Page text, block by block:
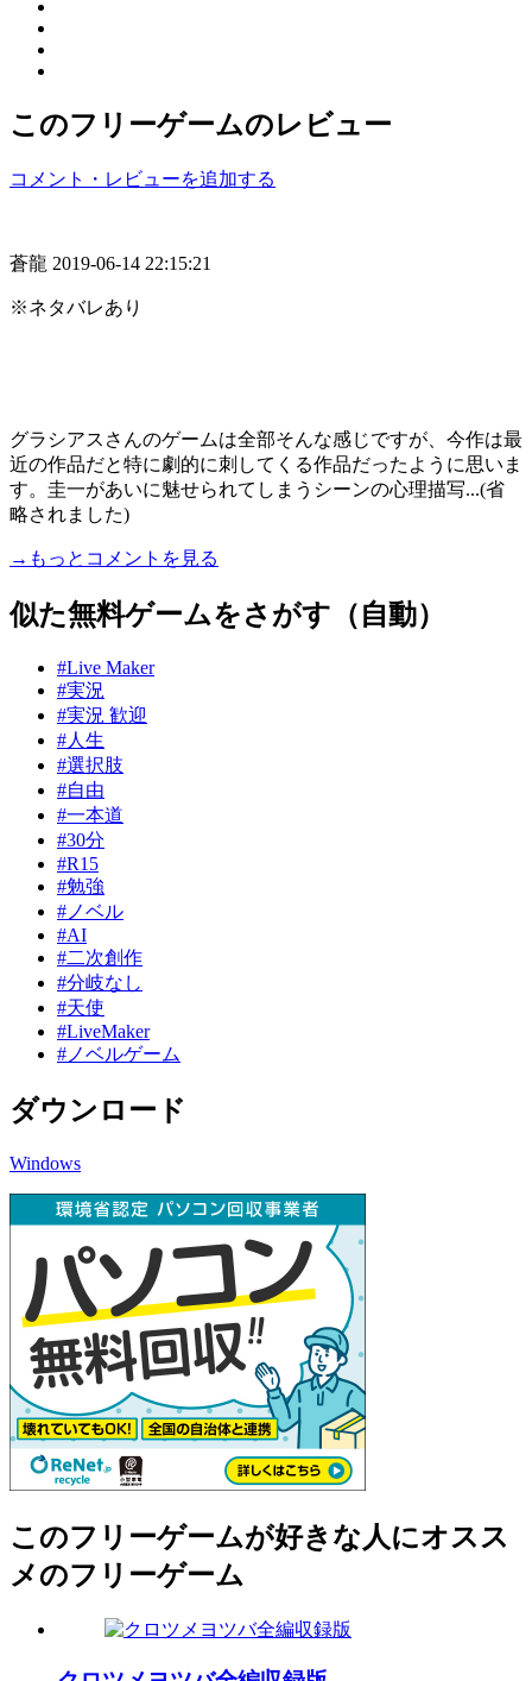
このフリーゲームのレビュー
コメント・レビューを追加する
蒼龍 2019-06-14 22:15:21
※ネタバレあり
グラシアスさんのゲームは全部そんな感じですが、今作は最
近の作品だと特に劇的に刺してくる作品だったように思いま
す。圭一があいに魅せられてしまうシーンの心理描写...(省
略されました)
→もっとコメントを見る
似た無料ゲームをさがす（自動）
#Live Maker
#実況
#実況 歓迎
#人生
#選択肢
#自由
#一本道
#30分
#R15
#勉強
#ノベル
#AI
#二次創作
#分岐なし
#天使
#LiveMaker
#ノベルゲーム
ダウンロード
Windows
このフリーゲームが好きな人にオスス
メのフリーゲーム